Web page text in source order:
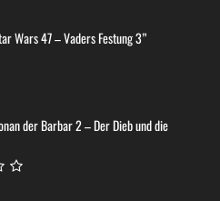
Wars 47 – Vaders Festung 3”
der Barbar 2 – Der Dieb und die